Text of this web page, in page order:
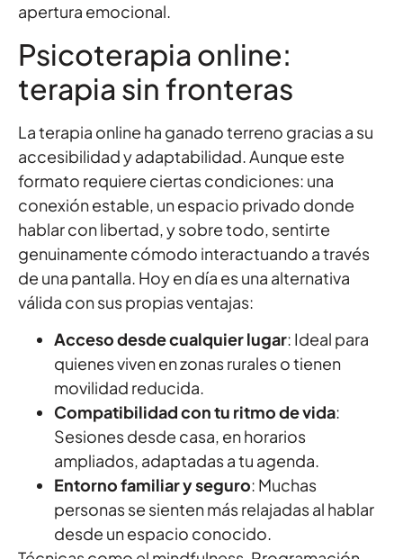
apertura emocional.
Psicoterapia online:
terapia sin fronteras
La terapia online ha ganado terreno gracias a su
accesibilidad y adaptabilidad. Aunque este
formato requiere ciertas condiciones: una
conexión estable, un espacio privado donde
hablar con libertad, y sobre todo, sentirte
genuinamente cómodo interactuando a través
de una pantalla. Hoy en día es una alternativa
válida con sus propias ventajas:
Acceso desde cualquier lugar: Ideal para
quienes viven en zonas rurales o tienen
movilidad reducida.
Compatibilidad con tu ritmo de vida:
Sesiones desde casa, en horarios
ampliados, adaptadas a tu agenda.
Entorno familiar y seguro: Muchas
personas se sienten más relajadas al hablar
desde un espacio conocido.